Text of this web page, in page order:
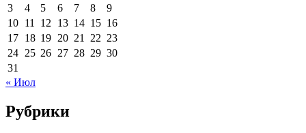
3
4 5 6 7 8
9
10 11 12 13 14 15 16
17 18 19 20 21 22 23
24 25 26 27 28 29 30
31
« Июл
Рубрики